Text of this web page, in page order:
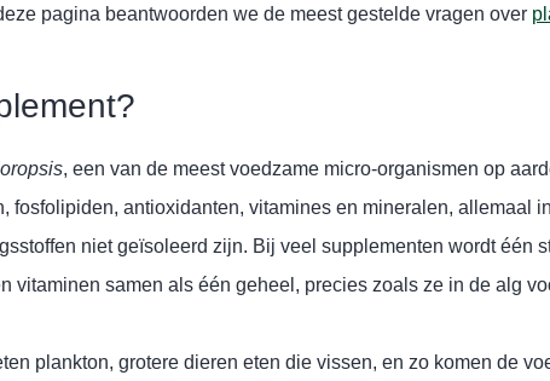
pagina beantwoorden we de meest gestelde vragen over
, een van de meest voedzame micro-organismen op
antioxidanten, vitamines en mineralen, allemaal
niet geïsoleerd zijn. Bij veel supplementen wordt één
samen als één geheel, precies zoals ze in de alg
plankton, grotere dieren eten die vissen, en zo komen de